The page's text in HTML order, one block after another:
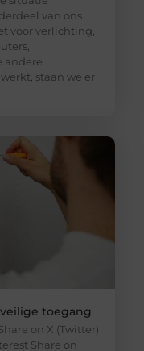
van ons
voor verlichting,
andere
staan we er
toegang
on X (Twitter)
Share on